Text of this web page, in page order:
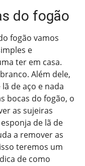
do fogão
fogão vamos
e
ter em casa.
Além dele,
de aço e nada
bocas do fogão, o
as sujeiras
de lã de
a remover as
teremos um
de como